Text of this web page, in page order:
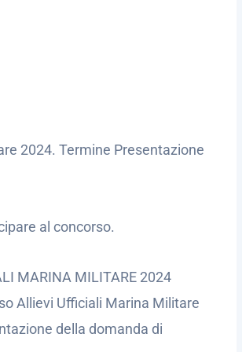
2024. Termine Presentazione
al concorso.
MARINA MILITARE 2024
Allievi Ufficiali Marina Militare
della domanda di